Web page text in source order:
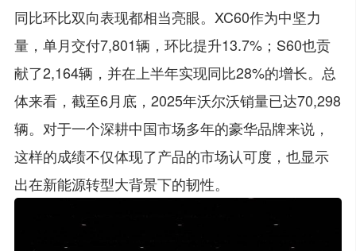
同比环比双向表现都相当亮眼。XC60作为中坚力
量，单月交付7,801辆，环比提升13.7%；S60也贡
献了2,164辆，并在上半年实现同比28%的增长。总
体来看，截至6月底，2025年沃尔沃销量已达70,298
辆。对于一个深耕中国市场多年的豪华品牌来说，
这样的成绩不仅体现了产品的市场认可度，也显示
出在新能源转型大背景下的韧性。